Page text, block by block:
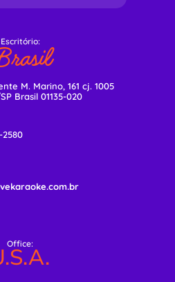
Escritório:
M. Marino, 161 cj. 1005
Brasil 01135-020
2580
Office: